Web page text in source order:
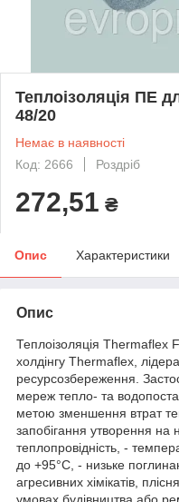
Теплоізоляція ПЕ
48/20
Немає в наявності
Код: 2666
Роздріб
272,51 ₴
Опис Характеристики
Опис
Теплоізоляція Thermaflex
холдінгу Thermaflex,
ресурсозбереження.
мереж тепло- та
метою зменшення втрат
запобігання утворення на
теплопровідність, -
до +95°С, - низьке
агресивних хімікатів,
умовах будівництва або